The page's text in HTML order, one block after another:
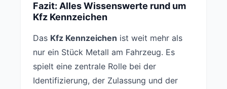
Fazit: Alles Wissenswerte rund um
Kfz Kennzeichen
Das Kfz Kennzeichen ist weit mehr als
nur ein Stück Metall am Fahrzeug. Es
spielt eine zentrale Rolle bei der
Identifizierung, der Zulassung und der